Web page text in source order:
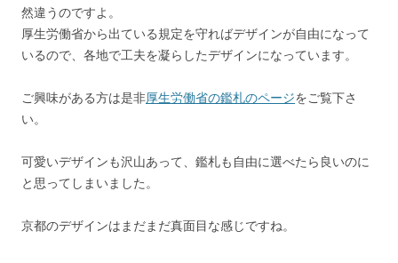
然違うのですよ。
厚生労働省から出ている規定を守ればデザインが自由になって
いるので、各地で工夫を凝らしたデザインになっています。
ご興味がある方は是非厚生労働省の鑑札のページをご覧下さ
い。
可愛いデザインも沢山あって、鑑札も自由に選べたら良いのに
と思ってしまいました。
京都のデザインはまだまだ真面目な感じですね。